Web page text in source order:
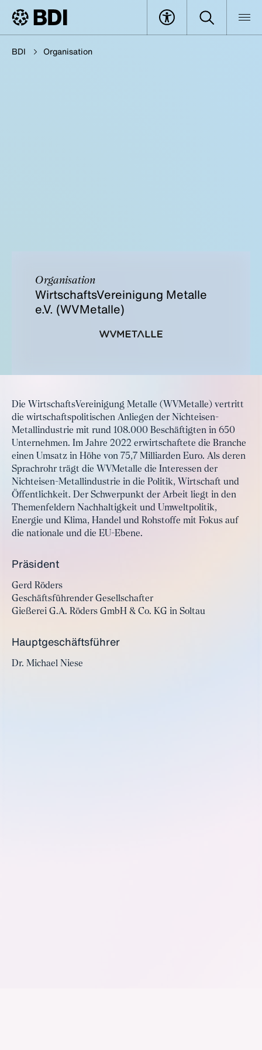
BDI Organisation
Organisation
WirtschaftsVereinigung Metalle
e.V. (WVMetalle)
Die WirtschaftsVereinigung Metalle (WVMetalle) vertritt
die wirtschaftspolitischen Anliegen der Nichteisen-
Metallindustrie mit rund 108.000 Beschäftigten in 650
Unternehmen. Im Jahre 2022 erwirtschaftete die Branche
einen Umsatz in Höhe von 75,7 Milliarden Euro. Als deren
Sprachrohr trägt die WVMetalle die Interessen der
Nichteisen-Metallindustrie in die Politik, Wirtschaft und
Öffentlichkeit. Der Schwerpunkt der Arbeit liegt in den
Themenfeldern Nachhaltigkeit und Umweltpolitik,
Energie und Klima, Handel und Rohstoffe mit Fokus auf
die nationale und die EU-Ebene.
Präsident
Gerd Röders
Geschäftsführender Gesellschafter
Gießerei G.A. Röders GmbH & Co. KG in Soltau
Hauptgeschäftsführer
Dr. Michael Niese